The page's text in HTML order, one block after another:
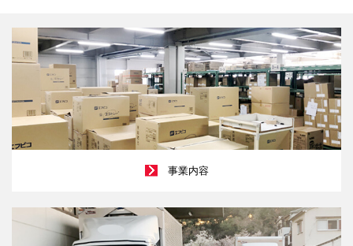
事業内容